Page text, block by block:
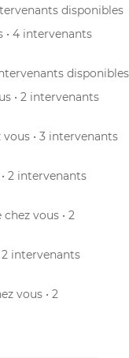
disponibles
• 4 intervenants
disponibles
• 2 intervenants
vous • 3 intervenants
2 intervenants
chez vous • 2
2 intervenants
vous • 2